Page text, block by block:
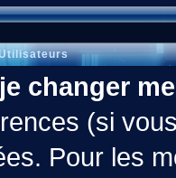
changer
(si
Pour les